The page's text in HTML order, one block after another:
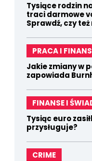
Tysiące rodzin
traci darmowe
Sprawdź, czy
PRACA I
Jakie zmiany w
zapowiada
FINANSE I
Tysiąc euro
przysługuje?
CRIME